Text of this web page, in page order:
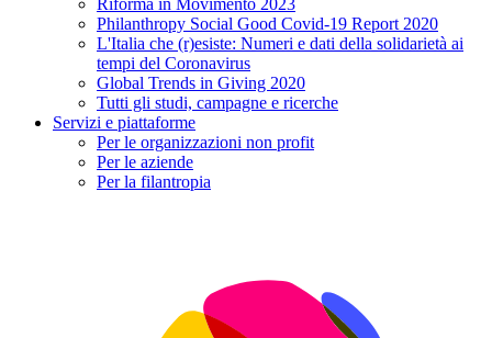
Riforma in Movimento 2023
Philanthropy Social Good Covid-19 Report 2020
L'Italia che (r)esiste: Numeri e dati della solidarietà ai
tempi del Coronavirus
Global Trends in Giving 2020
Tutti gli studi, campagne e ricerche
Servizi e piattaforme
Per le organizzazioni non profit
Per le aziende
Per la filantropia